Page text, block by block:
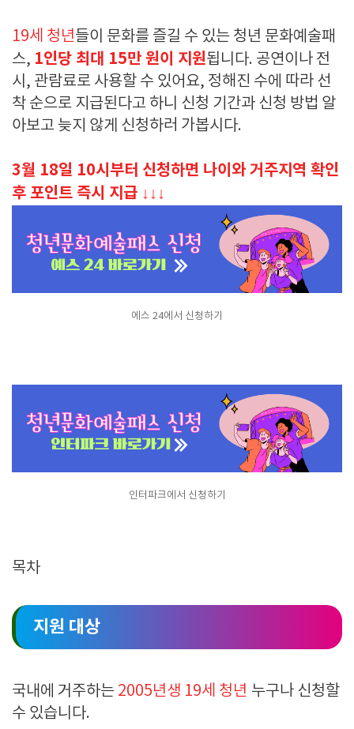
19세 청년들이 문화를 즐길 수 있는 청년 문화예술패
스, 1인당 최대 15만 원이 지원됩니다. 공연이나 전
시 , 관람료로 사용할 수 있어요, 정해진 수에 따라 선
착 순으로 지급된다고 하니 신청 기간과 신청 방법 알
아보고 늦지 않게 신청하러 가봅시다.
3월 18일 10시부터 신청하면 나이와 거주지역 확인
후 포인트 즉시 지급 ↓↓↓
에스 24에서 신청하기
인터파크에서 신청하기
목차
지원 대상
국내에 거주하는 2005년생 19세 청년 누구나 신청할
수 있습니다.